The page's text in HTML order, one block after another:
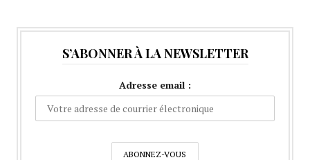
S’ABONNER À LA NEWSLETTER
Adresse email :